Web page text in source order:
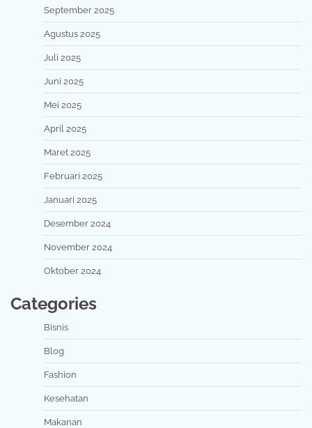
September 2025
Agustus 2025
Juli 2025
Juni 2025
Mei 2025
April 2025
Maret 2025
Februari 2025
Januari 2025
Desember 2024
November 2024
Oktober 2024
Categories
Bisnis
Blog
Fashion
Kesehatan
Makanan